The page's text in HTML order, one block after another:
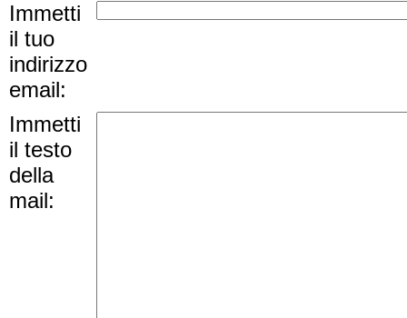
Immetti
il tuo
indirizzo
email:
Immetti
il testo
della
mail: